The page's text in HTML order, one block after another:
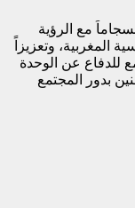
مع الرؤية
المغربية، وتعزيزاً
للدفاع عن الوحدة
بدور المجتمع